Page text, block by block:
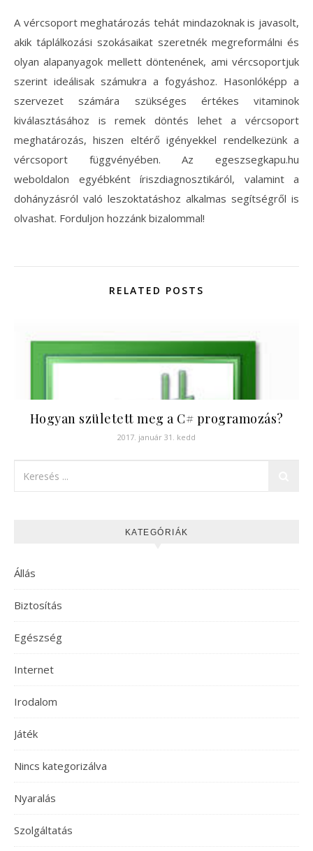
A vércsoport meghatározás tehát mindazoknak is javasolt,
akik táplálkozási szokásaikat szeretnék megreformálni és
olyan alapanyagok mellett döntenének, ami vércsoportjuk
szerint ideálisak számukra a fogyáshoz. Hasonlóképp a
szervezet számára szükséges értékes vitaminok
kiválasztásához is remek döntés lehet a vércsoport
meghatározás, hiszen eltérő igényekkel rendelkezünk a
vércsoport függvényében. Az egeszsegkapu.hu
weboldalon egyébként íriszdiagnosztikáról, valamint a
dohányzásról való leszoktatáshoz alkalmas segítségről is
olvashat. Forduljon hozzánk bizalommal!
RELATED POSTS
Hogyan született meg a C# programozás?
2017. január 31. kedd
KATEGÓRIÁK
Állás
Biztosítás
Egészség
Internet
Irodalom
Játék
Nincs kategorizálva
Nyaralás
Szolgáltatás